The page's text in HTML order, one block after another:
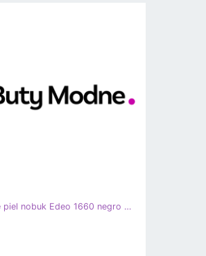
Zapatos de piel nobuk Edeo 1660 negro amarillo